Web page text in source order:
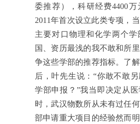
委推荐），科研经费4400
2011年首次设立此类专项，
主要对口物理和化学两个学
国、资历最浅的我不敢和所
争这些学部的推荐指标。了
后，叶先生说：“你敢不敢
学部申报 ？”我当即决定从
时，武汉物数所从未有过任
部申请重大项目的经验然而